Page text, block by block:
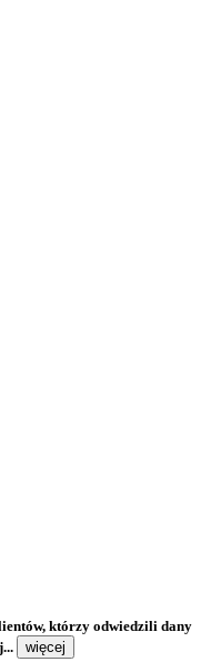
którzy odwiedzili dany
więcej